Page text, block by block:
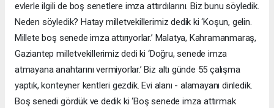
evlerle ilgili de boş senetlere imza attırdılarını. Biz bunu söyledik.
Neden söyledik? Hatay milletvekillerimiz dedik ki ‘Koşun, gelin.
Millete boş senede imza attırıyorlar.’ Malatya, Kahramanmaraş,
Gaziantep milletvekillerimiz dedi ki ‘Doğru, senede imza
atmayana anahtarını vermiyorlar.’ Biz altı günde 55 çalışma
yaptık, konteyner kentleri gezdik. Evi alanı - alamayanı dinledik.
Boş senedi gördük ve dedik ki ‘Boş senede imza attırmak